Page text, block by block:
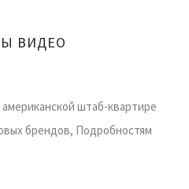
ВИДЕО
штаб-квартире
брендов, Подробностям